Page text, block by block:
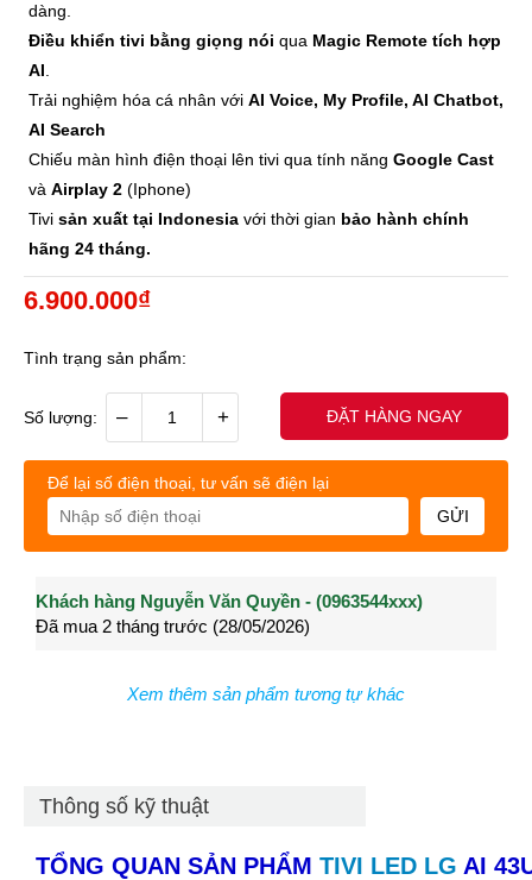
dàng.
Điều khiển tivi bằng giọng nói qua Magic Remote tích hợp
AI
Trải nghiệm hóa cá nhân với AI Voice, My Profile, AI Chatbot,
AI Search
Chiếu màn hình điện thoại lên tivi qua tính năng Google Cast
và Airplay 2 (Iphone)
Tivi sản xuất tại Indonesia với thời gian bảo hành chính
hãng 24 tháng.
6.900.000₫
Tình trạng sản phẩm:
Số lượng: – + ĐẶT HÀNG NGAY
Để lại số điện thoại, tư vấn sẽ điện lại
GỬI
Khách hàng Nguyễn Văn Quyền - (0963544xxx)
Đã mua 2 tháng trước (28/05/2026)
Khách hàng Nguyễn Thành Long - (0902021xxx)
Đã mua 3 tháng trước (27/04/2026)
Xem thêm sản phẩm tương tự khác
Thông số kỹ thuật
TỔNG QUAN SẢN PHẨM TIVI LED LG AI